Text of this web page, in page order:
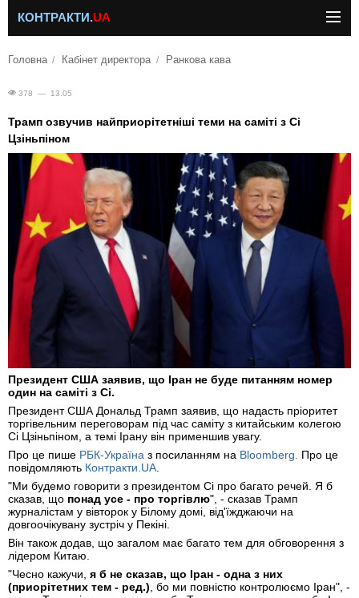
КОНТРАКТИ.UA
Головна Кабінет директора Ранкова кава
378 — 13.05
Трамп озвучив найприорітетніші теми на саміті з Сі
Цзіньпіном
Президент США заявив, що Іран не буде питанням номер
один на саміті з Сі.
Президент США Дональд Трамп заявив, що надасть пріоритет
торгівельним переговорам під час саміту з китайським колегою
Сі Цзіньпіном, а темі Ірану він применшив увагу.
Про це пише РБК-Україна з посиланням на Bloomberg.
Про це
повідомляють Контракти.UA
"Ми будемо говорити з президентом Сі про багато речей. Я б
сказав, що понад усе - про торгівлю", - сказав Трамп
журналістам у вівторок у Білому домі, від'їжджаючи на
довгоочікувану зустріч у Пекіні.
Він також додав, що загалом має багато тем для обговорення з
лідером Китаю.
"Чесно кажучи, я б не сказав, що Іран - одна з них
(приорітетних тем - ред.) , бо ми повністю контролюємо Іран", -